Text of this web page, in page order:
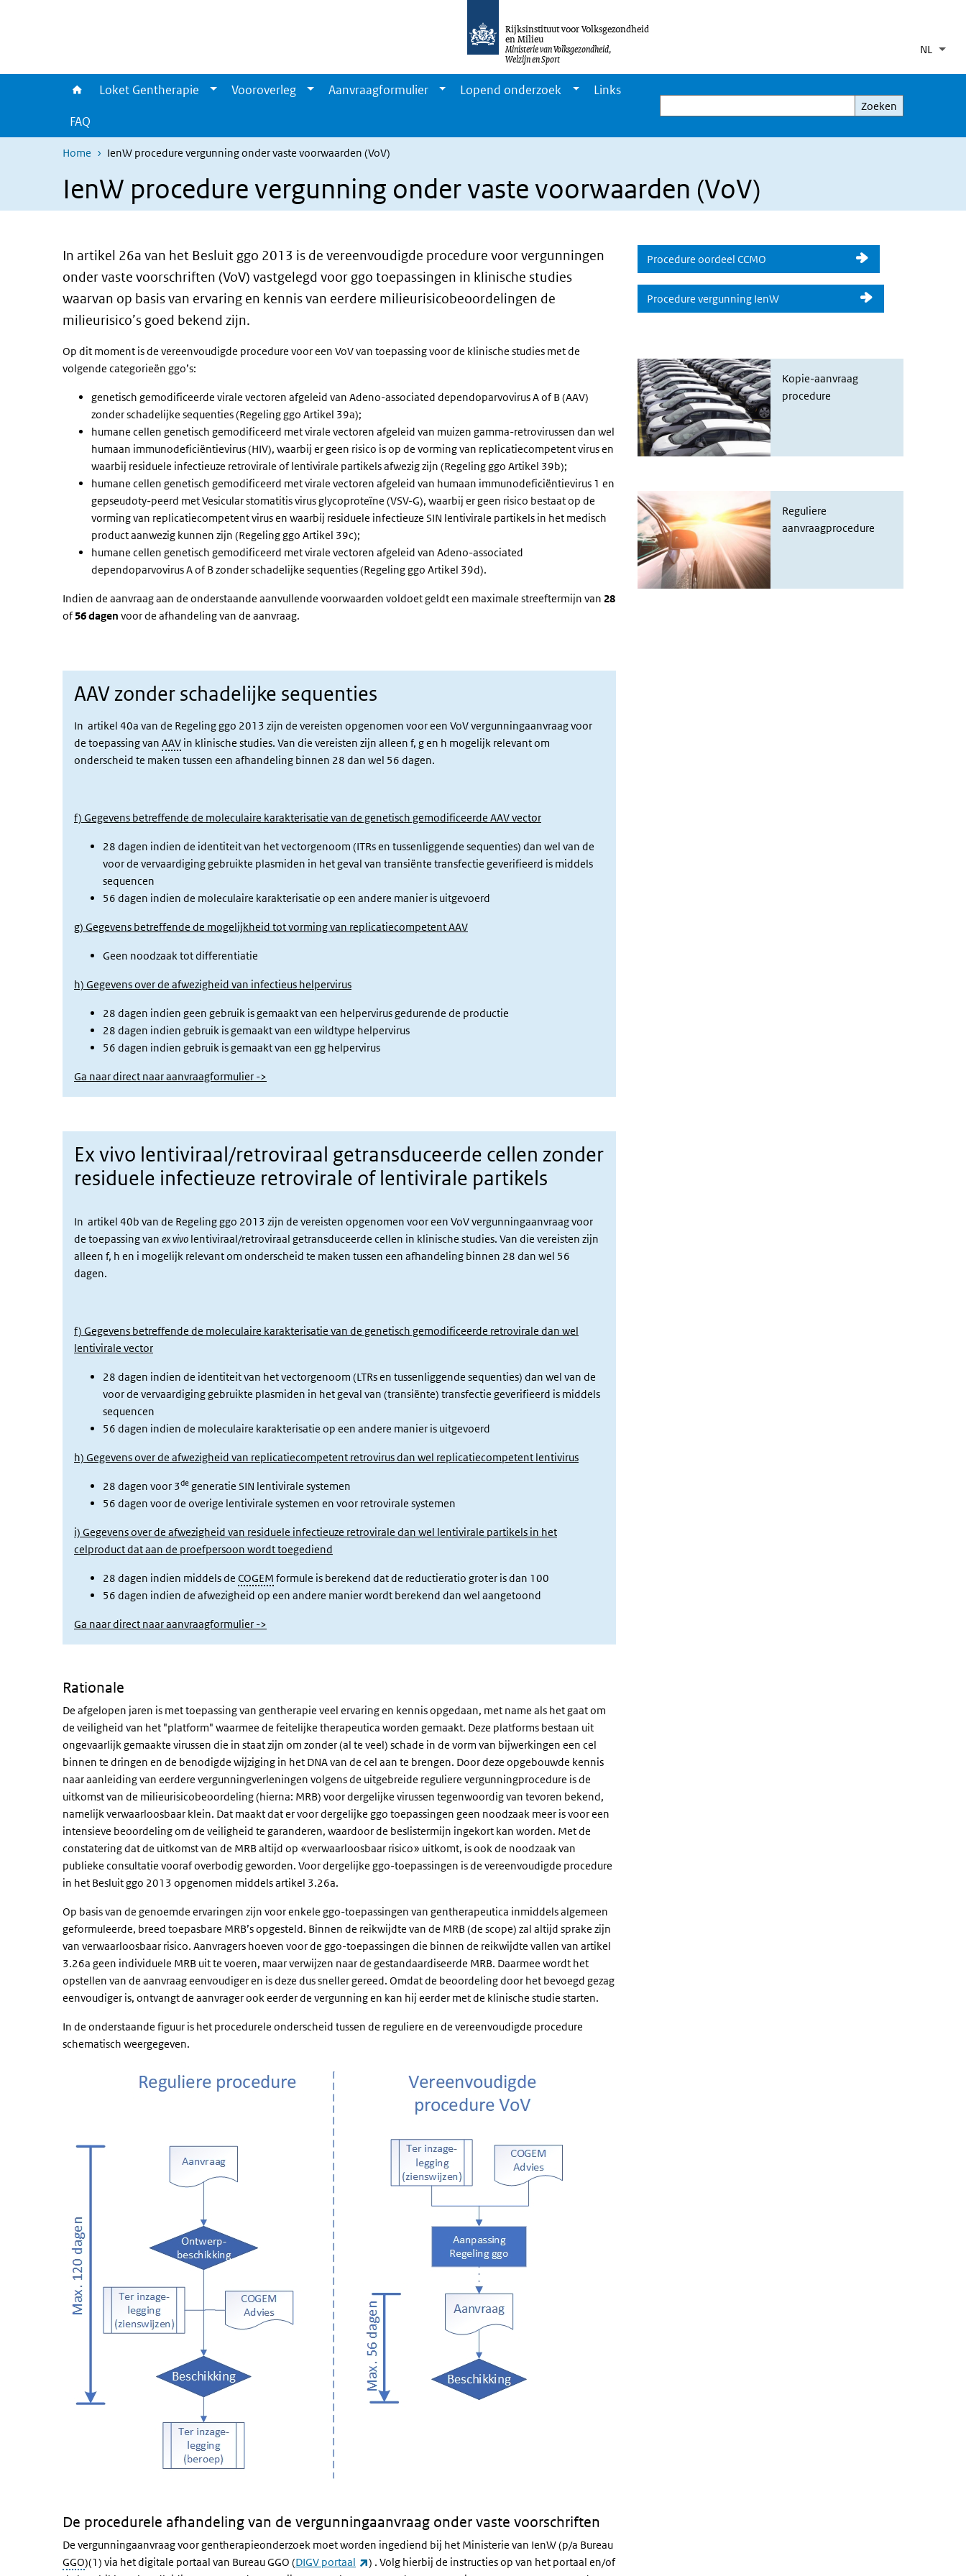
Rijksinstituut voor Volksgezondheid
en Milieu
Ministerie van Volksgezondheid,
Welzijn en Sport
NL
Loket Gentherapie Vooroverleg Aanvraagformulier Lopend onderzoek
Links
FAQ
Zoeken
Zoeken
Home IenW procedure vergunning onder vaste voorwaarden (VoV)
IenW procedure vergunning onder vaste voorwaarden (VoV)
In artikel 26a van het Besluit ggo 2013 is de vereenvoudigde procedure voor vergunningen
onder vaste voorschriften (VoV) vastgelegd voor ggo toepassingen in klinische studies
waarvan op basis van ervaring en kennis van eerdere milieurisicobeoordelingen de
milieurisico’s goed bekend zijn.
Op dit moment is de vereenvoudigde procedure voor een VoV van toepassing voor de klinische studies met de
volgende categorieën ggo’s:
genetisch gemodificeerde virale vectoren afgeleid van Adeno-associated dependoparvovirus A of B (AAV)
zonder schadelijke sequenties (Regeling ggo Artikel 39a);
humane cellen genetisch gemodificeerd met virale vectoren afgeleid van muizen gamma-retrovirussen dan wel
humaan immunodeficiëntievirus (HIV), waarbij er geen risico is op de vorming van replicatiecompetent virus en
waarbij residuele infectieuze retrovirale of lentivirale partikels afwezig zijn (Regeling ggo Artikel 39b);
humane cellen genetisch gemodificeerd met virale vectoren afgeleid van humaan immunodeficiëntievirus 1 en
gepseudoty-peerd met Vesicular stomatitis virus glycoproteïne (VSV-G), waarbij er geen risico bestaat op de
vorming van replicatiecompetent virus en waarbij residuele infectieuze SIN lentivirale partikels in het medisch
product aanwezig kunnen zijn (Regeling ggo Artikel 39c);
humane cellen genetisch gemodificeerd met virale vectoren afgeleid van Adeno-associated
dependoparvovirus A of B zonder schadelijke sequenties (Regeling ggo Artikel 39d).
Indien de aanvraag aan de onderstaande aanvullende voorwaarden voldoet geldt een maximale streeftermijn van 28
of56 dagen voor de afhandeling van de aanvraag.
AAV zonder schadelijke sequenties
In artikel 40a van de Regeling ggo 2013 zijn de vereisten opgenomen voor een VoV vergunningaanvraag voor
de toepassing van AAV in klinische studies. Van die vereisten zijn alleen f, g en h mogelijk relevant om
onderscheid te maken tussen een afhandeling binnen 28 dan wel 56 dagen.
f) Gegevens betreffende de moleculaire karakterisatie van de genetisch gemodificeerde AAV vector
28 dagen indien de identiteit van het vectorgenoom (ITRs en tussenliggende sequenties) dan wel van de
voor de vervaardiging gebruikte plasmiden in het geval van transiënte transfectie geverifieerd is middels
sequencen
56 dagen indien de moleculaire karakterisatie op een andere manier is uitgevoerd
g) Gegevens betreffende de mogelijkheid tot vorming van replicatiecompetent AAV
Geen noodzaak tot differentiatie
h) Gegevens over de afwezigheid van infectieus helpervirus
28 dagen indien geen gebruik is gemaakt van een helpervirus gedurende de productie
28 dagen indien gebruik is gemaakt van een wildtype helpervirus
56 dagen indien gebruik is gemaakt van een gg helpervirus
Ga naar direct naar aanvraagformulier ->
Ex vivo lentiviraal/retroviraal getransduceerde cellen zonder
residuele infectieuze retrovirale of lentivirale partikels
In artikel 40b van de Regeling ggo 2013 zijn de vereisten opgenomen voor een VoV vergunningaanvraag voor
de toepassing van ex vivo lentiviraal/retroviraal getransduceerde cellen in klinische studies. Van die vereisten zijn
alleen f, h en i mogelijk relevant om onderscheid te maken tussen een afhandeling binnen 28 dan wel 56
dagen.
f) Gegevens betreffende de moleculaire karakterisatie van de genetisch gemodificeerde retrovirale dan wel
lentivirale vector
28 dagen indien de identiteit van het vectorgenoom (LTRs en tussenliggende sequenties) dan wel van de
voor de vervaardiging gebruikte plasmiden in het geval van (transiënte) transfectie geverifieerd is middels
sequencen
56 dagen indien de moleculaire karakterisatie op een andere manier is uitgevoerd
h) Gegevens over de afwezigheid van replicatiecompetent retrovirus dan wel replicatiecompetent lentivirus
28 dagen voor 3degeneratie SIN lentivirale systemen
56 dagen voor de overige lentivirale systemen en voor retrovirale systemen
i) Gegevens over de afwezigheid van residuele infectieuze retrovirale dan wel lentivirale partikels in het
celproduct dat aan de proefpersoon wordt toegediend
28 dagen indien middels de COGEM formule is berekend dat de reductieratio groter is dan 100
56 dagen indien de afwezigheid op een andere manier wordt berekend dan wel aangetoond
Ga naar direct naar aanvraagformulier ->
Rationale
De afgelopen jaren is met toepassing van gentherapie veel ervaring en kennis opgedaan, met name als het gaat om
de veiligheid van het "platform" waarmee de feitelijke therapeutica worden gemaakt. Deze platforms bestaan uit
ongevaarlijk gemaakte virussen die in staat zijn om zonder (al te veel) schade in de vorm van bijwerkingen een cel
binnen te dringen en de benodigde wijziging in het DNA van de cel aan te brengen. Door deze opgebouwde kennis
naar aanleiding van eerdere vergunningverleningen volgens de uitgebreide reguliere vergunningprocedure is de
uitkomst van de milieurisicobeoordeling (hierna: MRB) voor dergelijke virussen tegenwoordig van tevoren bekend,
namelijk verwaarloosbaar klein. Dat maakt dat er voor dergelijke ggo toepassingen geen noodzaak meer is voor een
intensieve beoordeling om de veiligheid te garanderen, waardoor de beslistermijn ingekort kan worden. Met de
constatering dat de uitkomst van de MRB altijd op «verwaarloosbaar risico» uitkomt, is ook de noodzaak van
publieke consultatie vooraf overbodig geworden. Voor dergelijke ggo-toepassingen is de vereenvoudigde procedure
in het Besluit ggo 2013 opgenomen middels artikel 3.26a.
Op basis van de genoemde ervaringen zijn voor enkele ggo-toepassingen van gentherapeutica inmiddels algemeen
geformuleerde, breed toepasbare MRB’s opgesteld. Binnen de reikwijdte van de MRB (de scope) zal altijd sprake zijn
van verwaarloosbaar risico. Aanvragers hoeven voor de ggo-toepassingen die binnen de reikwijdte vallen van artikel
3.26a geen individuele MRB uit te voeren, maar verwijzen naar de gestandaardiseerde MRB. Daarmee wordt het
opstellen van de aanvraag eenvoudiger en is deze dus sneller gereed. Omdat de beoordeling door het bevoegd gezag
eenvoudiger is, ontvangt de aanvrager ook eerder de vergunning en kan hij eerder met de klinische studie starten.
In de onderstaande figuur is het procedurele onderscheid tussen de reguliere en de vereenvoudigde procedure
schematisch weergegeven.
De procedurele afhandeling van de vergunningaanvraag onder vaste voorschriften
De vergunningaanvraag voor gentherapieonderzoek moet worden ingediend bij het Ministerie van IenW (p/a Bureau
GGO)(1) via het digitale portaal van Bureau GGO (DIGV portaal (externe link)
) . Volg hierbij de instructies op van het portaal en/of
Procedure oordeel CCMO
Procedure vergunning IenW
IenW procedure vergunning kopie-
Kopie-aanvraag
procedure
IenW reguliere procedure
Reguliere
aanvraagprocedure